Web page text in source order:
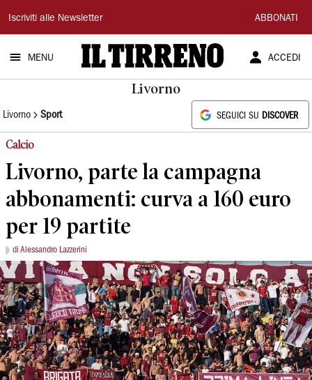
Il
Tirreno
Iscriviti alle Newsletter ABBONATI
MENU ACCEDI
Livorno
Livorno Sport SEGUICI SU DISCOVER
Calcio
Livorno, parte la campagna
abbonamenti: curva a 160 euro
per 19 partite
di Alessandro Lazzerini